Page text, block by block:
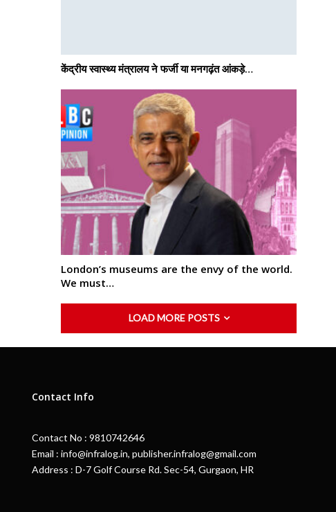
केंद्रीय स्वास्थ्य मंत्रालय ने फर्जी या मनगढ़ंत आंकड़े…
London’s museums are the envy of the world.
We must…
LOAD MORE POSTS
Contact Info
Contact No : 9810742646
Email : info@infralog.in, publisher.infralog@gmail.com
Address : D-7 Golf Course Rd. Sec-54, Gurgaon, HR